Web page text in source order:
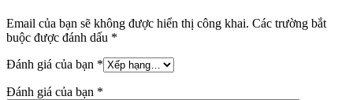
Email của bạn sẽ không được hiển thị công khai. Các trường bắt
buộc được đánh dấu *
Đánh giá của bạn *
Đánh giá của bạn *